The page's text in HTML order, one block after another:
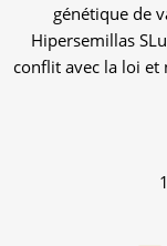
génétique de
Hipersemillas
conflit avec la loi et